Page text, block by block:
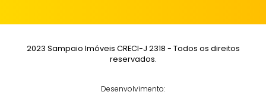
2023 Sampaio Imóveis CRECI-J 2318 - Todos os direitos
reservados.
Desenvolvimento: